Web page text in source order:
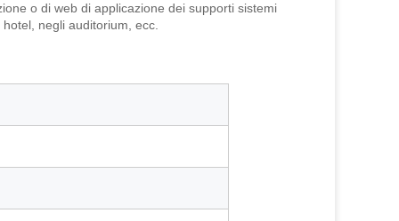
o di web di applicazione dei supporti sistemi
negli auditorium, ecc.